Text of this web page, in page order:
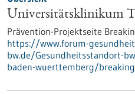
Universitätsklinikum
Prävention-Projektseite
https://www.forum-
bw.de/Gesundheitsstandort-
baden-wuerttemberg/